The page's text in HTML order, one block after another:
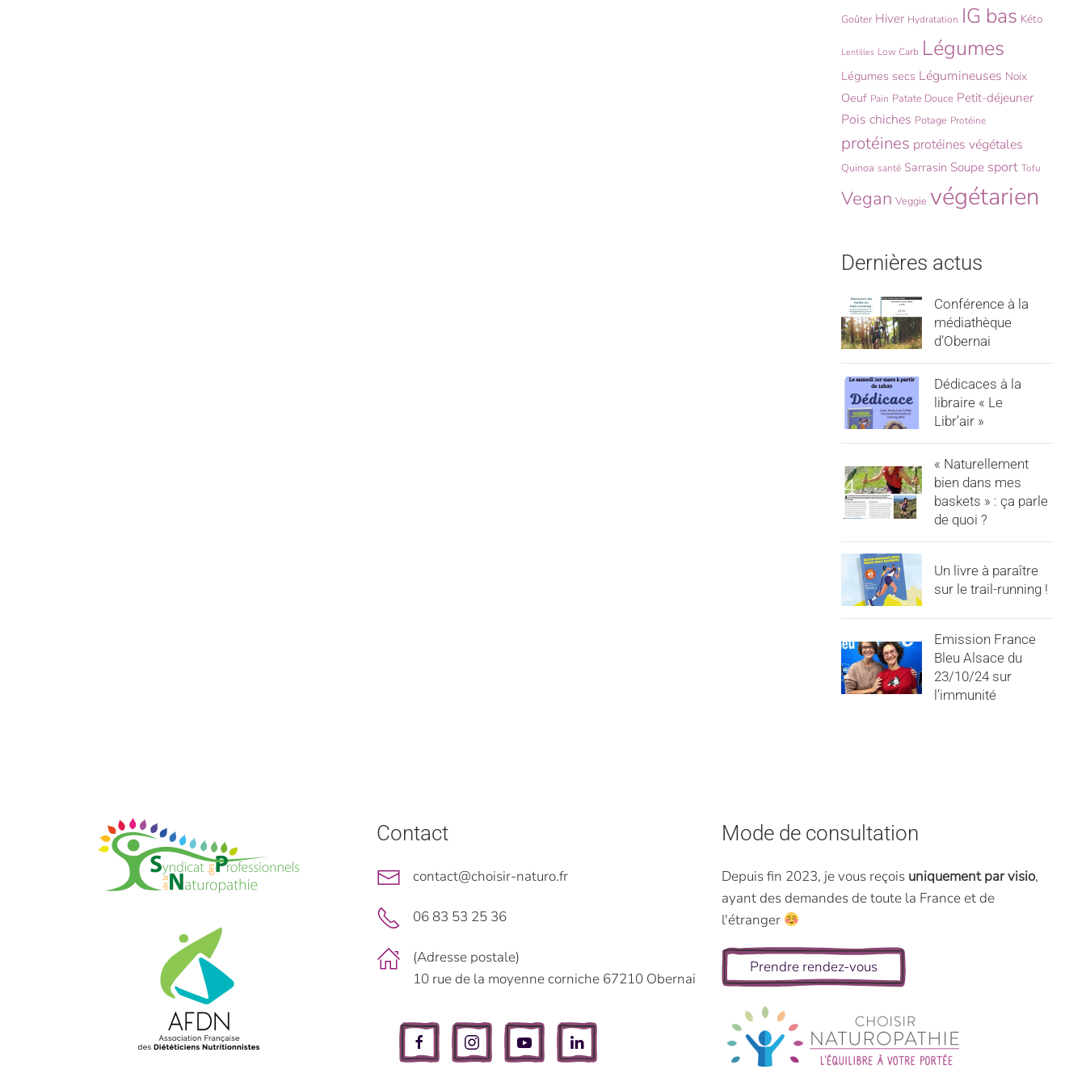
Goûter Hiver Hydratation IG bas Kéto
Lentilles Low Carb Légumes
Légumes secs Légumineuses Noix
Oeuf Pain Patate Douce Petit-déjeuner
Pois chiches Potage Protéine
protéines protéines végétales
Quinoa santé Sarrasin Soupe sport Tofu
Vegan Veggie végétarien
Dernières actus
Conférence à la
médiathèque
d’Obernai
Dédicaces à la
libraire « Le
Libr’air »
« Naturellement
bien dans mes
baskets » : ça parle
de quoi ?
Un livre à paraître
sur le trail-running !
Emission France
Bleu Alsace du
23/10/24 sur
l’immunité
Contact
contact@choisir-naturo.fr
06 83 53 25 36
(Adresse postale)
10 rue de la moyenne corniche 67210 Obernai
Mode de consultation
Depuis fin 2023, je vous reçois uniquement par visio,
ayant des demandes de toute la France et de
l'étranger
Prendre rendez-vous